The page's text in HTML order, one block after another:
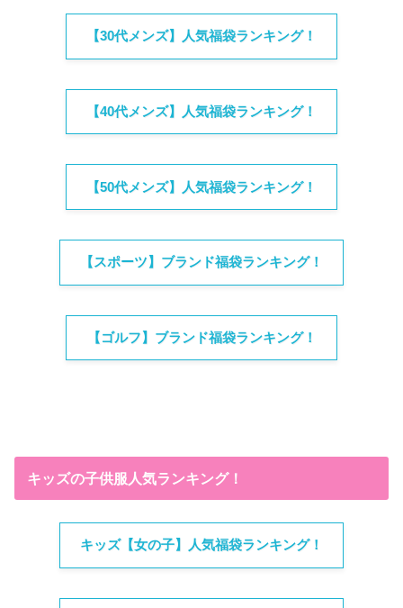
【30代メンズ】人気福袋ランキング！
【40代メンズ】人気福袋ランキング！
【50代メンズ】人気福袋ランキング！
【スポーツ】ブランド福袋ランキング！
【ゴルフ】ブランド福袋ランキング！
キッズの子供服人気ランキング！
キッズ【女の子】人気福袋ランキング！